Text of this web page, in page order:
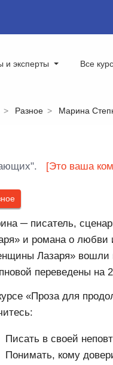
и эксперты Все
Разное Марина
[Это ваша
─ писатель,
и романа о любви
Лазаря» вошли
переведены на
«Проза для
Писать в своей
Понимать, кому